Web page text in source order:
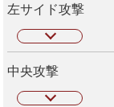
左サイド攻撃
中央攻撃